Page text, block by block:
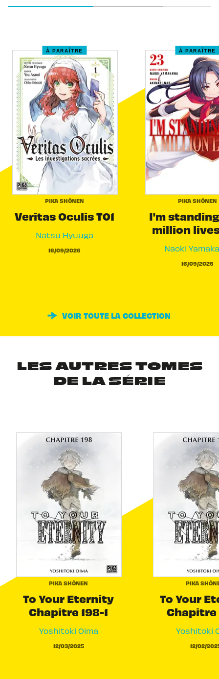
À PARAÎTRE
PIKA SHÔNEN
Veritas Oculis T01
Natsu Hyuuga
16/09/2026
À PARAÎTRE
PIKA SHÔNEN
I'm
million
Naoki
16/09/2026
VOIR TOUTE LA COLLECTION
LES AUTRES TOMES
DE LA SÉRIE
PIKA SHÔNEN
To Your Eternity
Chapitre 198-1
Yoshitoki Oima
12/03/2025
PIKA
To Your
Chapitre
Yoshitoki
12/02/